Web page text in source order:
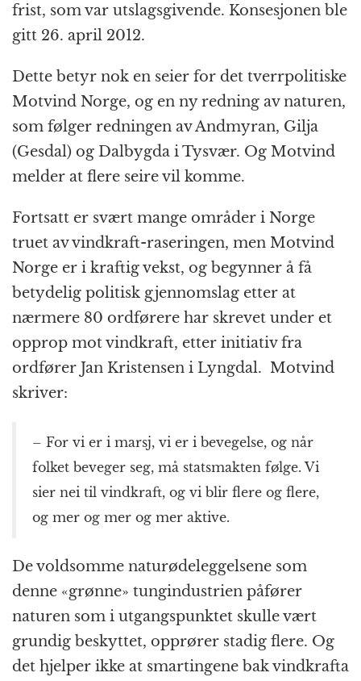
frist, som var utslagsgivende. Konsesjonen ble
gitt 26. april 2012.
Dette betyr nok en seier for det tverrpolitiske
Motvind Norge, og en ny redning av naturen,
som følger redningen av Andmyran, Gilja
(Gesdal) og Dalbygda i Tysvær. Og Motvind
melder at flere seire vil komme.
Fortsatt er svært mange områder i Norge
truet av vindkraft-raseringen, men Motvind
Norge er i kraftig vekst, og begynner å få
betydelig politisk gjennomslag etter at
nærmere 80 ordførere har skrevet under et
opprop mot vindkraft, etter initiativ fra
ordfører Jan Kristensen i Lyngdal. Motvind
skriver:
– For vi er i marsj, vi er i bevegelse, og når
folket beveger seg, må statsmakten følge. Vi
sier nei til vindkraft, og vi blir flere og flere,
og mer og mer og mer aktive.
De voldsomme naturødeleggelsene som
denne «grønne» tungindustrien påfører
naturen som i utgangspunktet skulle vært
grundig beskyttet, opprører stadig flere. Og
det hjelper ikke at smartingene bak vindkrafta